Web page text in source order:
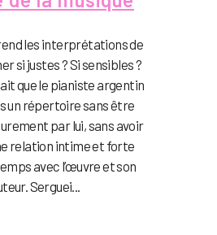
rend les interprétations de
si justes ? Si sensibles ?
que le pianiste argentin
un répertoire sans être
par lui, sans avoir
relation intime et forte
avec l’œuvre et son
Serguei...